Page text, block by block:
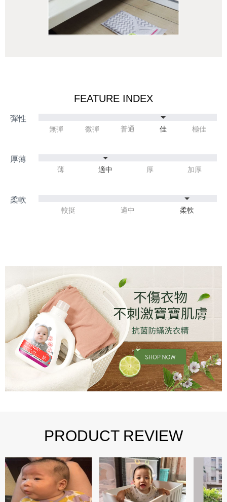
FEATURE INDEX
無彈 微彈 普通 佳 極佳
薄 適中 厚 加厚
較挺 適中 柔軟
PRODUCT REVIEW